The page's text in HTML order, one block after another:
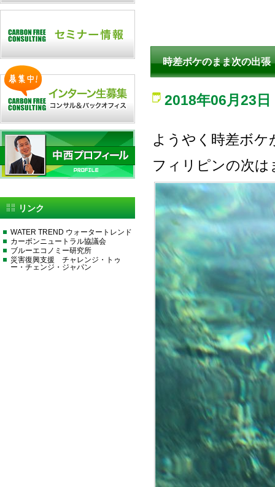
時差ボケのまま次の出張
2018年06月23日
ようやく時差ボケ
フィリピンの次
リンク
WATER TREND ウォータートレンド
カーボンニュートラル協議会
ブルーエコノミー研究所
災害復興支援 チャレンジ・トゥ
ー・チェンジ・ジャパン